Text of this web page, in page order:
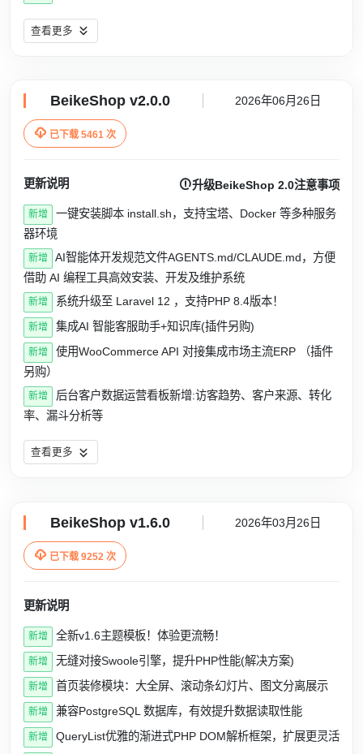
查看更多
BeikeShop v2.0.0 2026年06月26日
 已下载 5461 次
更新说明 升级BeikeShop 2.0注意事项
新增
一键安装脚本 install.sh，支持宝塔、Docker 等多种服务
器环境
新增
AI智能体开发规范文件AGENTS.md/CLAUDE.md，方便
借助 AI 编程工具高效安装、开发及维护系统
新增 系统升级至 Laravel 12 ，支持PHP 8.4版本！
新增 集成AI 智能客服助手+知识库(插件另购)
新增
使用WooCommerce API 对接集成市场主流ERP （插件
另购）
新增
后台客户数据运营看板新增:访客趋势、客户来源、转化
率、漏斗分析等
查看更多
BeikeShop v1.6.0 2026年03月26日
 已下载 9252 次
更新说明
新增 全新v1.6主题模板！体验更流畅！
新增 无缝对接Swoole引擎，提升PHP性能(解决方案)
新增 首页装修模块：大全屏、滚动条幻灯片、图文分离展示
新增 兼容PostgreSQL 数据库，有效提升数据读取性能
新增 QueryList优雅的渐进式PHP DOM解析框架，扩展更灵活